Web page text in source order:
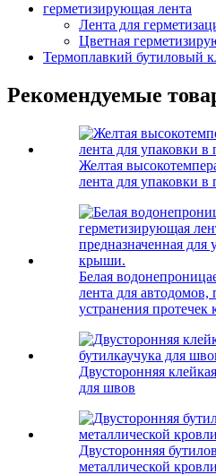
герметизирующая лента
Лента для
Цветная
Термоплавкий бутиловый
Рекомендуемые
Желтая
лента для упаковки в
Белая
лента для автодомов,
устранения
Двусторонняя
для швов
Двусторонняя
металлической кровли